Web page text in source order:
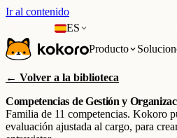
Ir al contenido
ES
Producto
← Volver a la biblioteca
Competencias de Gestión y
Familia de 11 competencias. Kokoro
evaluación ajustada al cargo, para